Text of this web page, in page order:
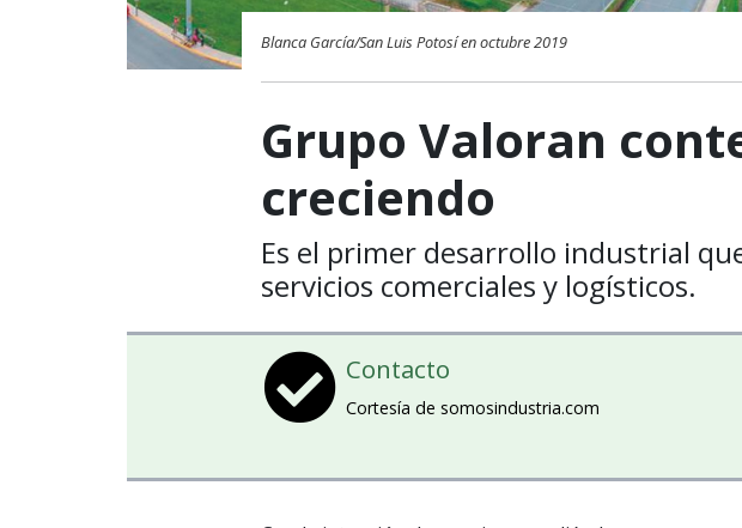
Blanca García/San Luis Potosí en octubre 2019
Grupo Valoran
creciendo
Es el primer desarrollo industrial
servicios comerciales y logísticos.
Contacto
Cortesía de somosindustria.com